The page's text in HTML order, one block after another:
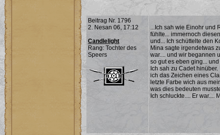
Beitrag Nr. 1796
2. Nesan 06, 17:12
Candlelight
Rang: Tochter des
Speers
...Ich sah wie Einohr und
fühlte... immernoch
und... Ich schüttelte den
Mina sagte irgendetwas
war.... und wir begannen
so gut es eben ging...
Ich sah zu Cadet
ich das Zeichen eines
letzte Farbe wich aus
was dies bedeuten
Ich schluckte.... Er war....